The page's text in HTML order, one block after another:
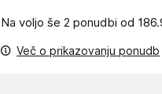
Na voljo še 2 ponudbi od
Več o prikazovanju ponudb